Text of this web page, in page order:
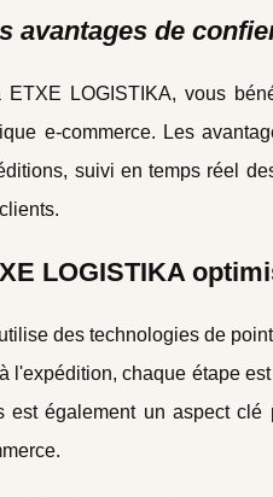
avantages de
LOGISTIKA, vous
e-commerce. Les
suivi en temps réel
LOGISTIKA
des technologies de
l'expédition, chaque étape
est également un aspect